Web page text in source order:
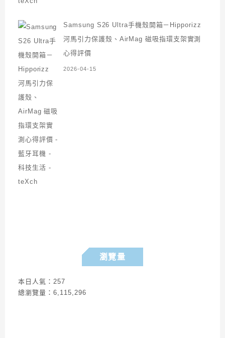
Samsung S26 Ultra手機殼開箱－Hipporizz
河馬引力保護殼、AirMag 磁吸指環支架實測
心得評價
2026-04-15
瀏覽量
本日人氣：257
總瀏覽量：6,115,296